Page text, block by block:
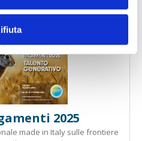
2025
made in Italy sulle frontiere